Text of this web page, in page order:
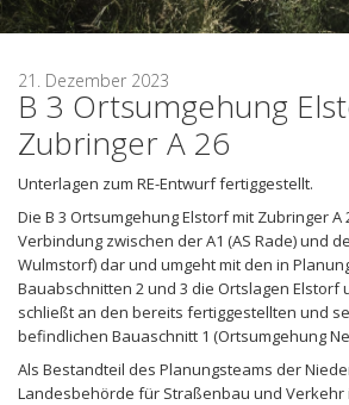
21. Dezember 2023
B 3 Ortsumgehung
Zubringer A 26
Unterlagen zum RE-Entwurf fertiggestellt.
Die B 3 Ortsumgehung Elstorf mit Zubringer A
Verbindung zwischen der A1 (AS Rade) und
Wulmstorf) dar und umgeht mit den in
Bauabschnitten 2 und 3 die Ortslagen Elstorf
schließt an den bereits fertiggestellten und
befindlichen Bauaschnitt 1 (Ortsumgehung
Als Bestandteil des Planungsteams der
Landesbehörde für Straßenbau und Verkehr